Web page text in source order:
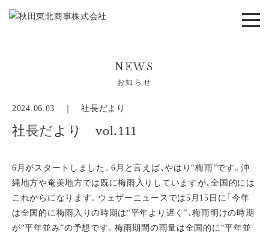
NEWS
お知らせ
2024.06.03 ｜社長だより
社長だより vol.111
6月がスタートしました。6月と言えば、やはり“梅雨”です。沖
縄地方や奄美地方では既に梅雨入りしていますが、全国的には
これからになります。ウェザーニュースでは5月15日に「今年
は全国的に梅雨入りの時期は“平年より遅く”、梅雨明けの時期
が“平年並み”の予想です。梅雨期間の雨量は全国的に“平年並